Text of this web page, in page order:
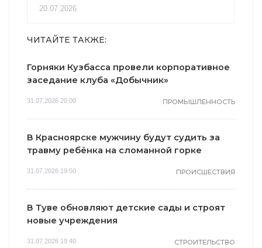
20.07.2026
ЧИТАЙТЕ ТАКЖЕ:
Горняки Кузбасса провели корпоративное
заседание клуба «Добычник»
31.07.2026 20:00 ПРОМЫШЛЕННОСТЬ
В Красноярске мужчину будут судить за
травму ребёнка на сломанной горке
31.07.2026 19:50 ПРОИСШЕСТВИЯ
В Туве обновляют детские сады и строят
новые учреждения
31.07.2026 19:40 СТРОИТЕЛЬСТВО